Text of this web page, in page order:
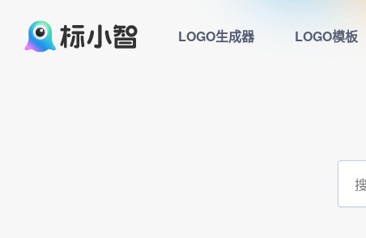
LOGO生成器 LOGO模板